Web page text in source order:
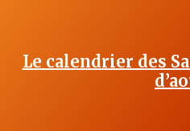
Le calendrier des